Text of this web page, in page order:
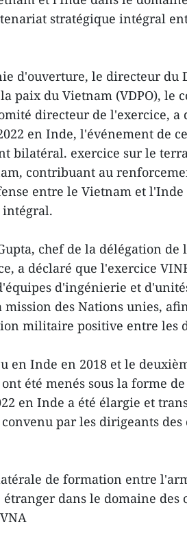
stratégique intégral
d'ouverture, le directeur du
paix du Vietnam (VDPO), le
directeur de l'exercice, a
en Inde, l'événement de
bilatéral. exercice sur le
contribuant au
entre le Vietnam et l'Inde
intégral.
chef de la délégation de
a déclaré que l'exercice
d'ingénierie et
des Nations unies,
militaire positive entre les
en Inde en 2018 et le
été menés sous la forme
en Inde a été élargie et
par les dirigeants des
de formation entre
dans le domaine des